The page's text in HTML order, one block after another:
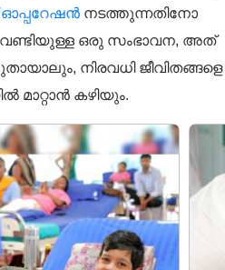
ഓപ്പറേഷൻ നടത്തുന്നതിനോ
ഒരു സംഭാവന, അത്
നിരവധി ജീവിതങ്ങളെ
മാറ്റാൻ കഴിയും.